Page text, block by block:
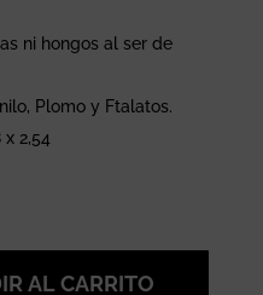
ni hongos al ser de
Plomo y Ftalatos.
x 2,54
AL CARRITO